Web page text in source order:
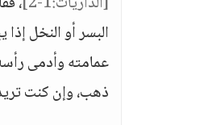
البسر أو النخل
عمامته وأدمى
ذهب، وإن كنت